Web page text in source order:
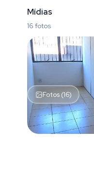
Mídias
16 fotos
Fotos (16)